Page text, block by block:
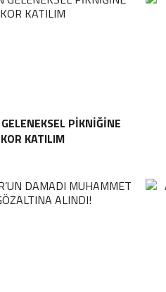
PIKNIĞINE
KATILIM